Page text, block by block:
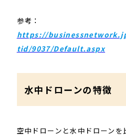
参考：
https://
tid/9037/Default.aspx
水中ドローンの特徴
空中ドローンと水中ドローン